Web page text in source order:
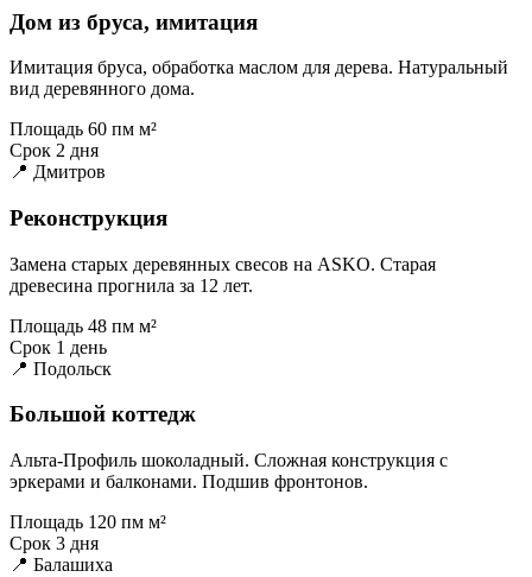
Дом из бруса, имитация
Имитация бруса, обработка маслом для дерева. Натуральный
вид деревянного дома.
Площадь 60 пм м²
Срок 2 дня
📍 Дмитров
Реконструкция
Замена старых деревянных свесов на ASKO. Старая
древесина прогнила за 12 лет.
Площадь 48 пм м²
Срок 1 день
📍 Подольск
Большой коттедж
Альта-Профиль шоколадный. Сложная конструкция с
эркерами и балконами. Подшив фронтонов.
Площадь 120 пм м²
Срок 3 дня
📍 Балашиха